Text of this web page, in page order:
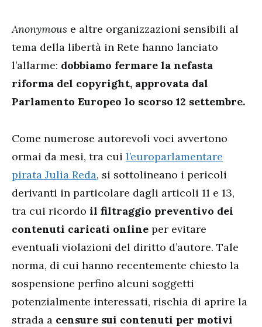
Anonymous e altre organizzazioni sensibili al
tema della libertà in Rete hanno lanciato
l’allarme: dobbiamo fermare la nefasta
riforma del copyright, approvata dal
Parlamento Europeo lo scorso 12 settembre.
Come numerose autorevoli voci avvertono
ormai da mesi, tra cui l’europarlamentare
pirata Julia Reda, si sottolineano i pericoli
derivanti in particolare dagli articoli 11 e 13,
tra cui ricordo il filtraggio preventivo dei
contenuti caricati online per evitare
eventuali violazioni del diritto d’autore. Tale
norma, di cui hanno recentemente chiesto la
sospensione perfino alcuni soggetti
potenzialmente interessati, rischia di aprire la
strada a censure sui contenuti per motivi